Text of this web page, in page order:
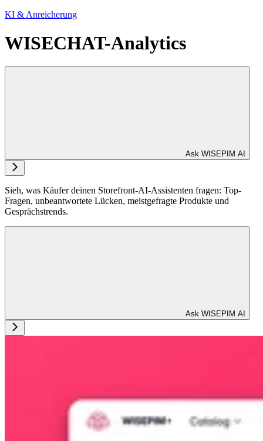
KI & Anreicherung
WISECHAT-Analytics
Ask WISEPIM AI
Sieh, was Käufer deinen Storefront-AI-Assistenten fragen: Top-
Fragen, unbeantwortete Lücken, meistgefragte Produkte und
Gesprächstrends.
Ask WISEPIM AI